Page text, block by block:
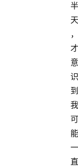
半
天
，
才
意
识
到
我
可
能
一
直